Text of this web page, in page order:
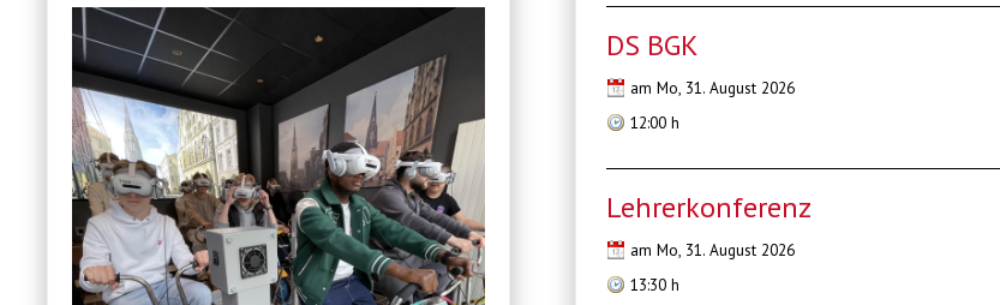
DS BGK
am Mo, 31. August 2026
12:00 h
Lehrerkonferenz
am Mo, 31. August 2026
13:30 h